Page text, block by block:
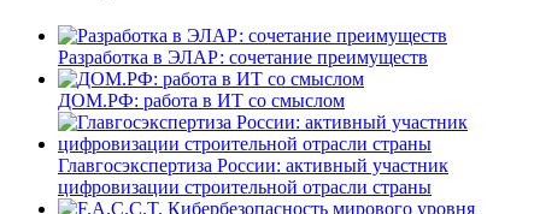
Разработка в ЭЛАР: сочетание преимуществ
ДОМ.РФ: работа в ИТ со смыслом
Главгосэкспертиза России: активный участник
цифровизации строительной отрасли страны